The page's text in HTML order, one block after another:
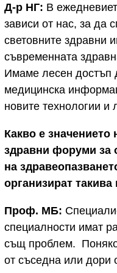
Д-р НГ: В
зависи от нас, за да
световните здравни
съвременната
Имаме лесен достъп
медицинска
новите технологии и
Какво е значението
здравни форуми за
на
организират
Проф. МБ:
специалности имат
същ проблем.
от съседна или дори